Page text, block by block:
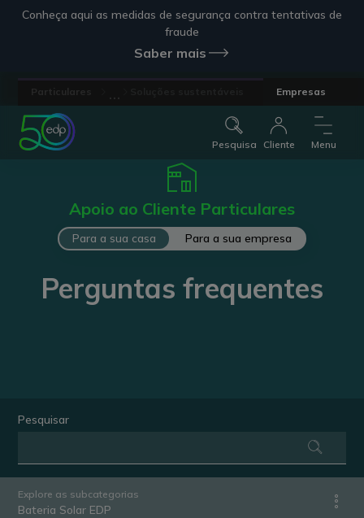
Conheça aqui as medidas de segurança contra tentativas de
fraude
Saber mais
Empresas
Pesquisa Cliente Menu
Apoio ao Cliente Particulares
Para a sua casa Para a sua empresa
Perguntas frequentes
Pesquisar
Explore as subcategorias
Bateria Solar EDP